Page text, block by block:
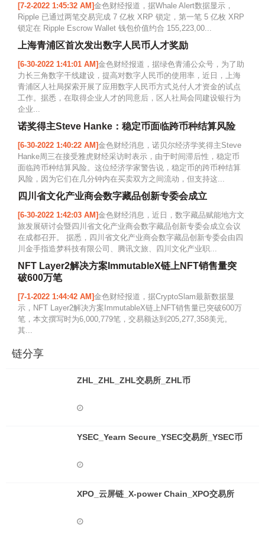
[7-2-2022 1:45:32 AM]金色财经报道，据Whale Alert数据显示，
Ripple 已通过两笔交易完成 7 亿枚 XRP 锁定，第一笔 5 亿枚 XRP
锁定在 Ripple Escrow Wallet 钱包价值约合 155,223,00...
上海青浦区首次发出数字人民币人才奖励
[6-30-2022 1:41:01 AM]金色财经报道，据绿色青浦公众号，为了助
力长三角数字干线建设，提高对数字人民币的使用率，近日，上海
青浦区人社局探索开展了应用数字人民币方式兑付人才资金的试点
工作。据悉，在取得企业人才的同意后，区人社局会同建设银行为
企业...
诺奖得主Steve Hanke：稳定币面临跨币种结算风险
[6-30-2022 1:40:22 AM]金色财经消息，诺贝尔经济学奖得主Steve
Hanke周三在接受雅虎财经采访时表示，由于时间滞后性，稳定币
面临跨币种结算风险。这位经济学家警告说，稳定币的跨币种结算
风险，因为它们在几分钟内在买卖双方之间流动，但支持这...
四川省文化产业商会数字藏品创新专委会成立
[6-30-2022 1:42:03 AM]金色财经消息，近日，数字藏品赋能地方文
旅发展研讨会暨四川省文化产业商会数字藏品创新专委会成立会议
在成都召开。 据悉，四川省文化产业商会数字藏品创新专委会由四
川金手指造梦科技有限公司、腾讯文旅、四川文化产业职...
NFT Layer2解决方案ImmutableX链上NFT销售量突
破600万笔
[7-1-2022 1:44:42 AM]金色财经报道，据CryptoSlam最新数据显
示，NFT Layer2解决方案ImmutableX链上NFT销售量已突破600万
笔，本文撰写时为6,000,779笔，交易额达到205,277,358美元。
其...
链分享
ZHL_ZHL_ZHL交易所_ZHL币
YSEC_Yearn Secure_YSEC交易所_YSEC币
XPO_云屏链_X-power Chain_XPO交易所